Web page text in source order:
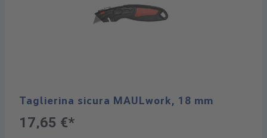
Taglierina sicura MAULwork, 18 mm
17,65 €*